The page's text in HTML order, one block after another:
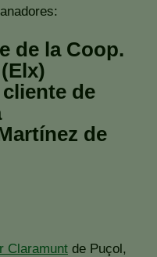
de la Coop.
de
de
Claramunt de Puçol,